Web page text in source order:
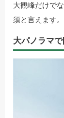
大観峰だけで
須と言えます。
大パノラマ